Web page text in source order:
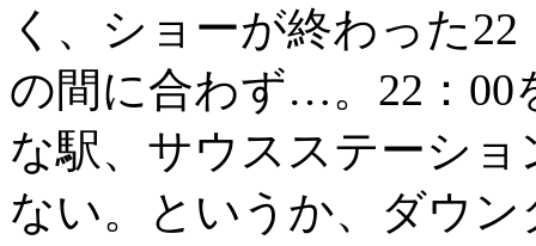
く、ショーが終わった
の間に合わず…。22：00
な駅、サウスステーシ
ない。というか、ダウ